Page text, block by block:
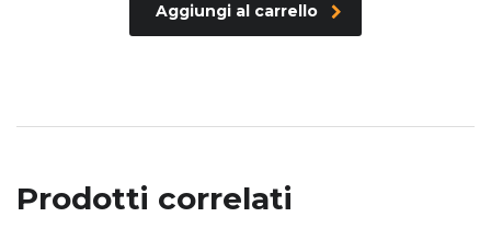
Aggiungi al carrello
Prodotti correlati